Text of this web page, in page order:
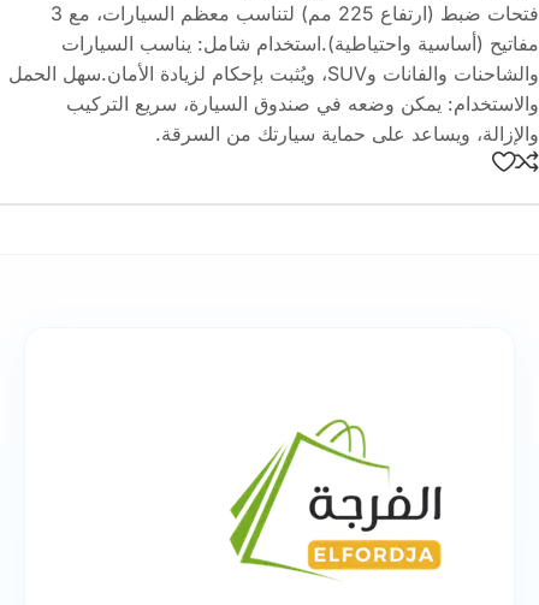
فتحات ضبط (ارتفاع 225 مم) لتناسب معظم السيارات، مع 3
مفاتيح (أساسية واحتياطية).استخدام شامل: يناسب السيارات
والشاحنات والفانات وSUV، ويُثبت بإحكام لزيادة الأمان.سهل الحمل
والاستخدام: يمكن وضعه في صندوق السيارة، سريع التركيب
والإزالة، ويساعد على حماية سيارتك من السرقة.